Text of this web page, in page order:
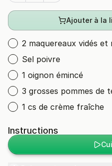
Ajouter à la
2 maquereaux vidés et
Sel poivre
1 oignon émincé
3 grosses pommes de
1 cs de crème fraîche
Instructions